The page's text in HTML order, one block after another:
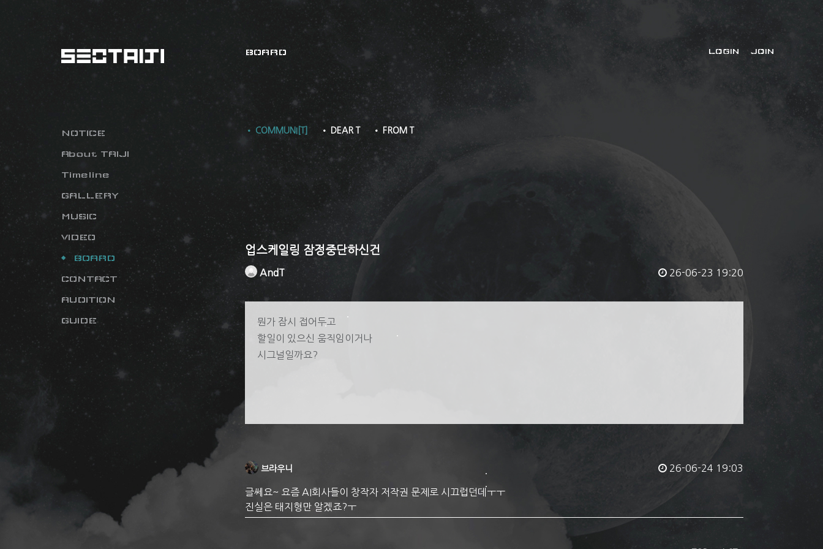
NOTICE
About TAIJI
Timeline
GALLERY
MUSIC
VIDEO
BOARD
CONTACT
AUDITION
GUIDE
LOGIN JOIN
BOARD
• COMMUNI[T] • DEAR T • FROM T
업스케일링 잠정중단하신건
AndT 26-06-23 19:20
뭔가 잠시 접어두고
할일이 있으신 움직임이거나
시그널일까요?
브라우니 26-06-24 19:03
글쎄요~ 요즘 AI회사들이 창작자 저작권 문제로 시끄럽던데ㅜㅜ
진실은 태지형만 알겠죠?ㅜ